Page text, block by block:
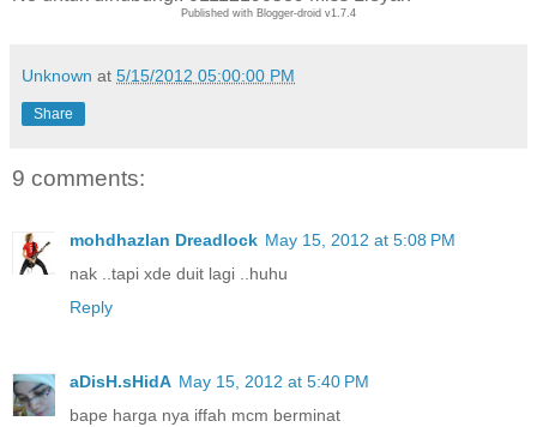
Published with Blogger-droid v1.7.4
Unknown at 5/15/2012 05:00:00 PM
Share
9 comments:
mohdhazlan Dreadlock May 15, 2012 at 5:08 PM
nak ..tapi xde duit lagi ..huhu
Reply
aDisH.sHidA May 15, 2012 at 5:40 PM
bape harga nya iffah mcm berminat